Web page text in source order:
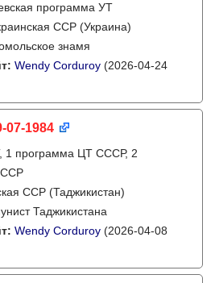
программа УТ
ССР (Украина)
знамя
Wendy Corduroy (2026-04-24
07-1984
1 программа ЦТ СССР, 2
ССР (Таджикистан)
Таджикистана
Wendy Corduroy (2026-04-08